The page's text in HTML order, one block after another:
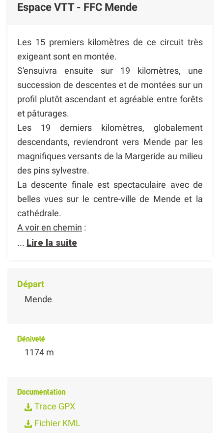
Espace VTT - FFC Mende
Les 15 premiers kilomètres de ce circuit très
exigeant sont en montée.
S'ensuivra ensuite sur 19 kilomètres, une
succession de descentes et de montées sur un
profil plutôt ascendant et agréable entre forêts
et pâturages.
Les 19 derniers kilomètres, globalement
descendants, reviendront vers Mende par les
magnifiques versants de la Margeride au milieu
des pins sylvestre.
La descente finale est spectaculaire avec de
belles vues sur le centre-ville de Mende et la
cathédrale.
A voir en chemin :
... Lire la suite
Départ
Mende
Dénivelé
1174 m
Documentation
Trace GPX
Fichier KML